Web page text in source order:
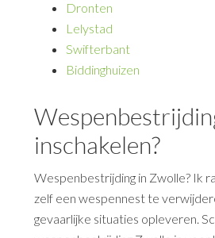
Dronten
Lelystad
Swifterbant
Biddinghuizen
inschakelen?
Wespenbestrijding in Zwolle? Ik
zelf een wespennest te
gevaarlijke situaties opleveren.